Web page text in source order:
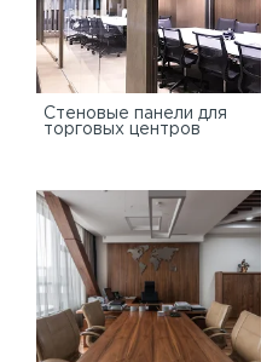
Cтеновые панели для
торговых центров